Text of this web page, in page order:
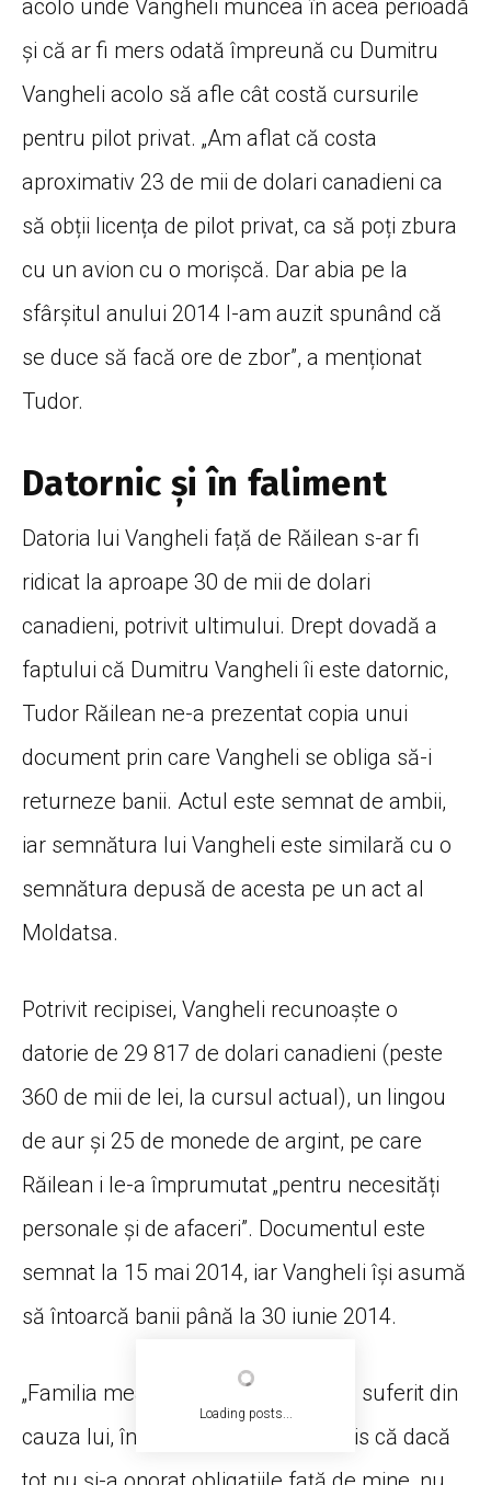
Loading posts...
acolo unde Vangheli muncea în acea perioadă
și că ar fi mers odată împreună cu Dumitru
Vangheli acolo să afle cât costă cursurile
pentru pilot privat. „Am aflat că costa
aproximativ 23 de mii de dolari canadieni ca
să obții licența de pilot privat, ca să poți zbura
cu un avion cu o morișcă. Dar abia pe la
sfârșitul anului 2014 l-am auzit spunând că
se duce să facă ore de zbor”, a menționat
Tudor.
Datornic și în faliment
Datoria lui Vangheli față de Răilean s-ar fi
ridicat la aproape 30 de mii de dolari
canadieni, potrivit ultimului. Drept dovadă a
faptului că Dumitru Vangheli îi este datornic,
Tudor Răilean ne-a prezentat copia unui
document prin care Vangheli se obliga să-i
returneze banii. Actul este semnat de ambii,
iar semnătura lui Vangheli este similară cu o
semnătura depusă de acesta pe un act al
Moldatsa.
Potrivit recipisei, Vangheli recunoaște o
datorie de 29 817 de dolari canadieni (peste
360 de mii de lei, la cursul actual), un lingou
de aur și 25 de monede de argint, pe care
Răilean i le-a împrumutat „pentru necesități
personale și de afaceri”. Documentul este
semnat la 15 mai 2014, iar Vangheli își asumă
să întoarcă banii până la 30 iunie 2014.
„Familia mea a avut foarte mult de suferit din
cauza lui, în plan financiar. Și am zis că dacă